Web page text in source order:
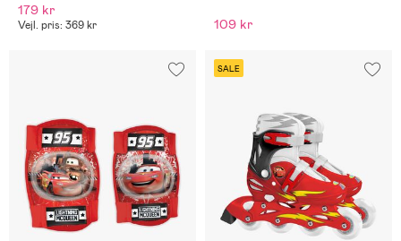
179 kr
Vejl. pris: 369 kr 109 kr
SALE